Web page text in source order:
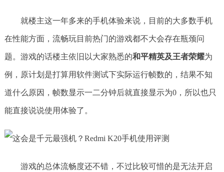
就楼主这一年多来的手机体验来说，目前的大多数手机
在性能方面，流畅玩目前热门的游戏都不大会存在瓶颈问
题。游戏的话楼主依旧以大家熟悉的和平精英及王者荣耀为
例，原计划是打算用软件测试下实际运行帧数的，结果不知
道什么原因，帧数显示一二分钟后就直接显示为0，所以也只
能直接说说使用体验了。
游戏的总体流畅度还不错，不过比较可惜的是无法开启